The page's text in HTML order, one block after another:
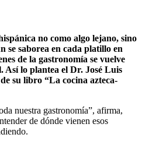
no como algo lejano, sino
se saborea en cada platillo en
de la gastronomía se vuelve
Así lo plantea el Dr. José Luis
su libro “La cocina azteca-
nuestra gastronomía”, afirma,
de dónde vienen esos